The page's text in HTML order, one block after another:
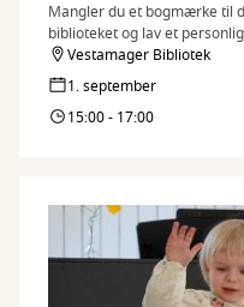
Mangler du et bogmærke til
biblioteket og lav et
gamle bøger, snor og
Vestamager Bibliotek
1. september
15:00 - 17:00